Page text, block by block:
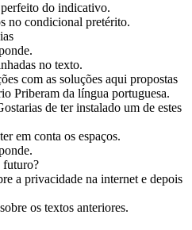
do indicativo.
no condicional pretérito.
no texto.
com as soluções aqui propostas
Priberam da língua portuguesa.
de ter instalado um de estes
em conta os espaços.
futuro?
a privacidade na internet e depois
os textos anteriores.